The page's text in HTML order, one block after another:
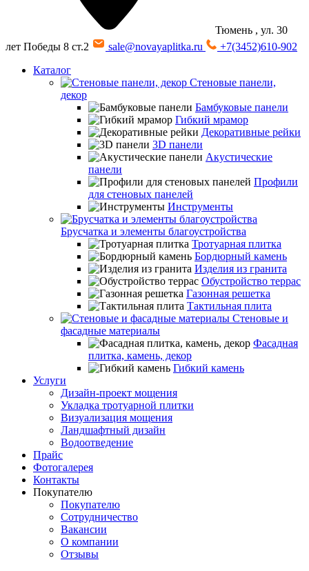
Тюмень , ул. 30
лет Победы 8 ст.2
sale@novayaplitka.ru
+7(3452)610-902
Каталог
Стеновые панели,
декор
Бамбуковые панели
Гибкий мрамор
Декоративные рейки
3D панели
Акустические
панели
Профили
для стеновых панелей
Инструменты
Брусчатка и элементы благоустройства
Тротуарная плитка
Бордюрный камень
Изделия из гранита
Обустройство террас
Газонная решетка
Тактильная плита
Стеновые и
фасадные материалы
Фасадная
плитка, камень, декор
Гибкий камень
Услуги
Дизайн-проект мощения
Укладка тротуарной плитки
Визуализация мощения
Ландшафтный дизайн
Водоотведение
Прайс
Фотогалерея
Контакты
Покупателю
Покупателю
Сотрудничество
Вакансии
О компании
Отзывы